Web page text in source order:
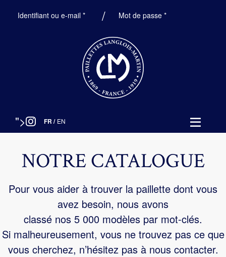
Identifiant ou e-mail *ObligatoireMot de passe*Obligatoire
"> FR / EN
NOTRE CATALOGUE
Pour vous aider à trouver la paillette dont vous
avez besoin, nous avons
classé nos 5 000 modèles par mot-clés.
Si malheureusement, vous ne trouvez pas ce que
vous cherchez, n’hésitez pas à nous contacter.